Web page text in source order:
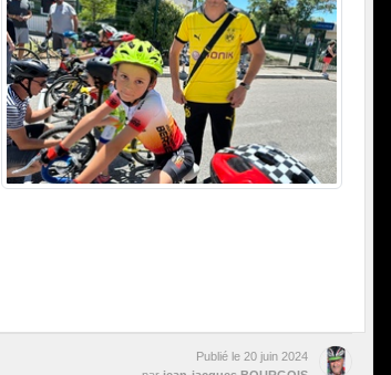
Publié le 20 juin 2024